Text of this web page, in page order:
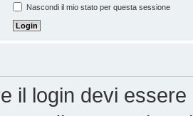
Nascondi il mio stato per questa sessione
il login devi